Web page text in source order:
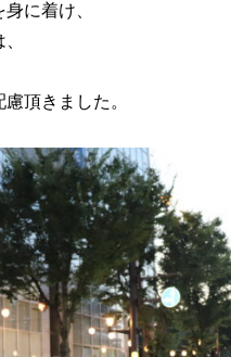
に着け、
慮頂きました。